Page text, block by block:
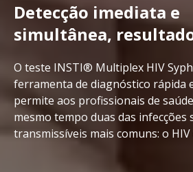
Detecção imediata e
simultânea,
O teste INSTI® Multiplex HIV
ferramenta de diagnóstico rápida
permite aos profissionais de
mesmo tempo duas das infecções
transmissíveis mais comuns: o HIV